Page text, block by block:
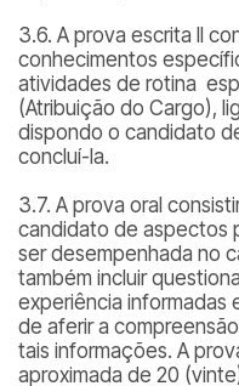
3.6. A prova escrita II
conhecimentos
atividades de rotina
(Atribuição do Cargo),
dispondo o candidato
concluí-la.
3.7. A prova oral
candidato de aspectos
ser desempenhada no
também incluir
experiência informadas
de aferir a
tais informações. A
aproximada de 20